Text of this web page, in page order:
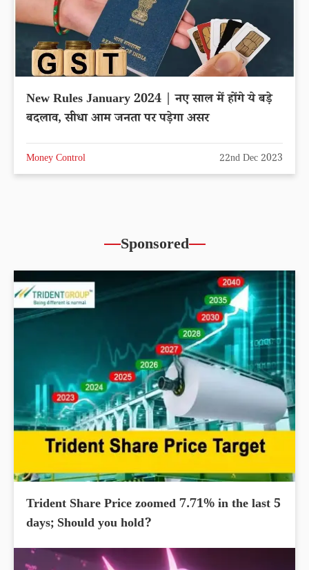
New Rules January 2024 | नए साल में होंगे ये बड़े
बदलाव, सीधा आम जनता पर पड़ेगा असर
Money Control 22nd Dec 2023
Sponsored
Trident Share Price zoomed 7.71% in the last 5
days; Should you hold?